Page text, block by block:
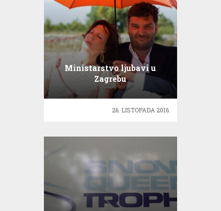
Ministarstvo ljubavi u
Zagrebu
26. LISTOPADA 2016.